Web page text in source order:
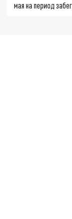
мая на период